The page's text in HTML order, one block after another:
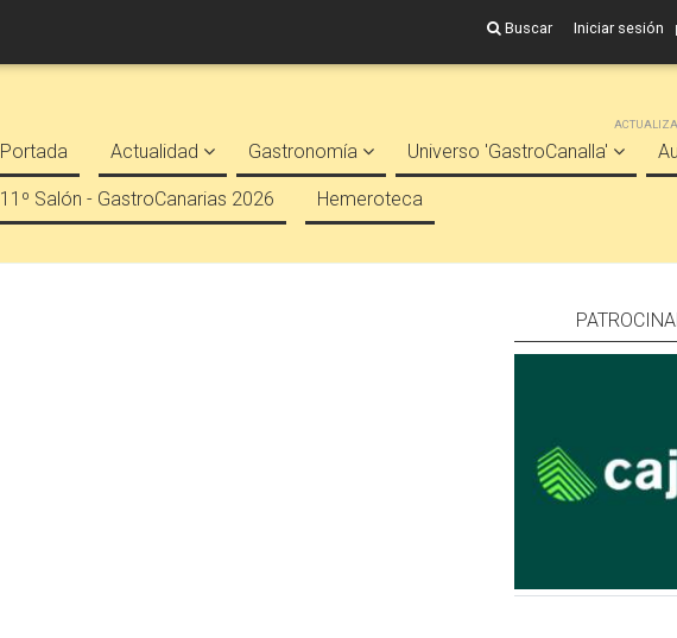
Buscar Iniciar sesión
Portada Actualidad Gastronomía Universo 'GastroCanalla'
11º Salón - GastroCanarias 2026 Hemeroteca